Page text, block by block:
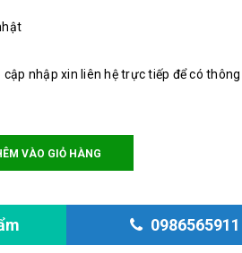
nhập xin liên hệ trực tiếp để có
VÀO GIỎ HÀNG
0986565911